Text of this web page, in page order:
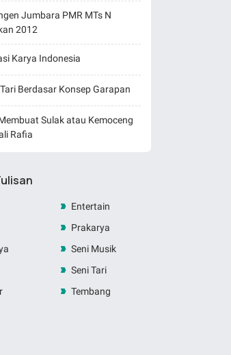
Jumbara PMR MTs N
2012
Karya Indonesia
Berdasar Konsep Garapan
Sulak atau Kemoceng
Rafia
Entertain
Prakarya
Seni Musik
Seni Tari
Tembang